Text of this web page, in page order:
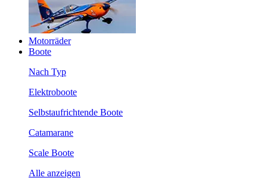
Motorräder
Boote
Nach Typ
Elektroboote
Selbstaufrichtende Boote
Catamarane
Scale Boote
Alle anzeigen